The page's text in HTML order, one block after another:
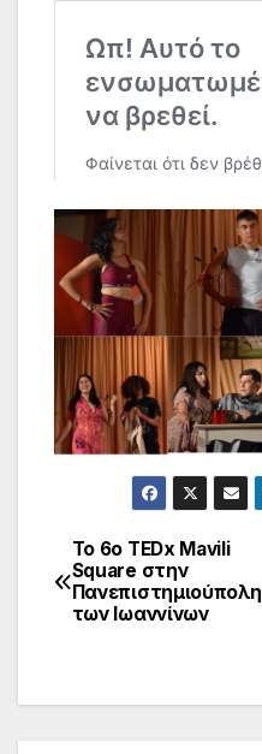
Πλοήγηση
άρθρων
Το 6ο TEDx Mavili
Square στην
Πανεπιστημιούπολη
των Ιωαννίνων